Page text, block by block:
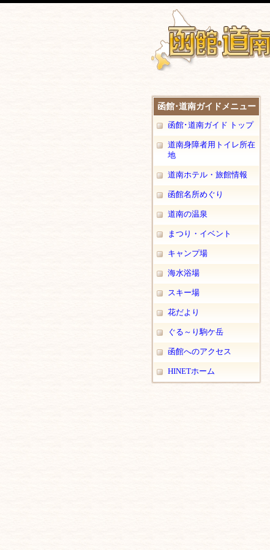
函館･道南ガイドメニュー
函館･道南ガイド トップ
道南身障者用トイレ所在
地
道南ホテル・旅館情報
函館名所めぐり
道南の温泉
まつり・イベント
キャンプ場
海水浴場
スキー場
花だより
ぐる～り駒ケ岳
函館へのアクセス
HINETホーム